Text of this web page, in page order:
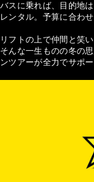
バスに乗れば、目的地
レンタル。予算に合わ
リフトの上で仲間と笑
そんな一生ものの冬の
ンツアーが全力でサポ